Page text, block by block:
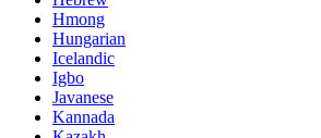
Hmong
Hungarian
Icelandic
Igbo
Javanese
Kannada